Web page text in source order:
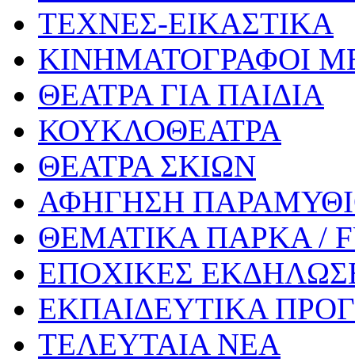
ΤΕΧΝΕΣ-ΕΙΚΑΣΤΙΚΑ
ΚΙΝΗΜΑΤΟΓΡΑΦΟΙ
ΘΕΑΤΡΑ ΓΙΑ ΠΑΙΔΙΑ
ΚΟΥΚΛΟΘΕΑΤΡΑ
ΘΕΑΤΡΑ ΣΚΙΩΝ
ΑΦΗΓΗΣΗ
ΘΕΜΑΤΙΚΑ ΠΑΡΚΑ /
ΕΠΟΧΙΚΕΣ
ΕΚΠΑΙΔΕΥΤΙΚΑ
ΤΕΛΕΥΤΑΙΑ ΝΕΑ